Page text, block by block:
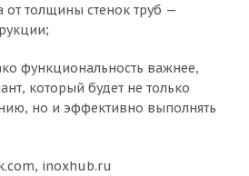
от толщины стенок труб —
функциональность важнее,
который будет не только
но и эффективно выполнять
inoxhub.ru